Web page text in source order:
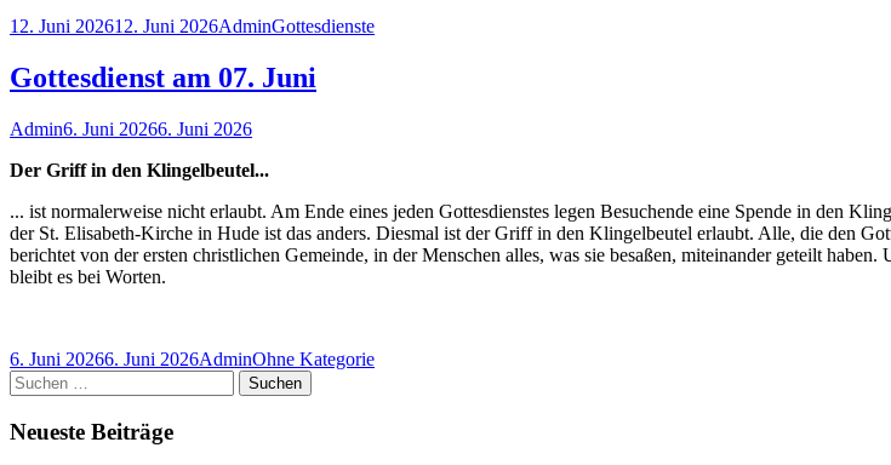
Veröffentlicht
12. Juni 202612. Juni 2026Autor
AdminKategorien
Gottesdienste
Gottesdienst am 07. Juni
Autor
AdminVeröffentlicht
6. Juni 20266. Juni 2026
Der Griff in den Klingelbeutel...
... ist normalerweise nicht erlaubt. Am Ende eines jeden Gottesdienstes legen Besuchende eine Spende in den
der St. Elisabeth-Kirche in Hude ist das anders. Diesmal ist der Griff in den Klingelbeutel erlaubt. Alle, die den
berichtet von der ersten christlichen Gemeinde, in der Menschen alles, was sie besaßen, miteinander geteilt
bleibt es bei Worten.
Veröffentlicht
am
6. Juni 20266. Juni 2026Autor
AdminKategorien
Ohne Kategorie
Haupt-
Seitenleiste
Suchen
nach:
Neueste Beiträge